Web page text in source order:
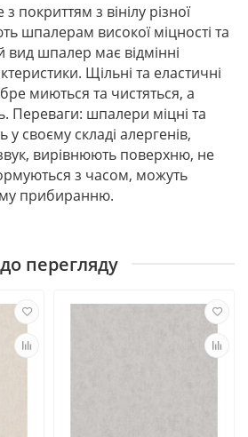
з покриттям з вінілу різної
шпалерам високої міцності та
вид шпалер має відмінні
Щільні та еластичні
миються та чистяться, а
Переваги: шпалери міцні та
у своєму складі алергенів,
вирівнюють поверхню, не
з часом, можуть
прибиранню.
перегляду